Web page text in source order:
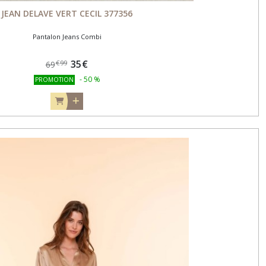
JEAN DELAVE VERT CECIL 377356
Pantalon Jeans Combi
69€99 35€
PROMOTION - 50 %